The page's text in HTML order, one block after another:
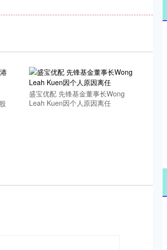
盛宝优配 先锋基金董事长Wong
Leah Kuen因个人原因离任